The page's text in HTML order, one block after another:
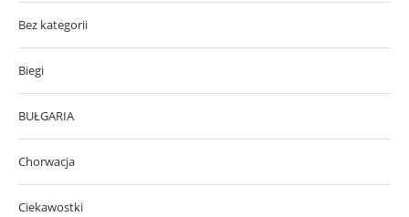
Bez kategorii
Biegi
BUŁGARIA
Chorwacja
Ciekawostki